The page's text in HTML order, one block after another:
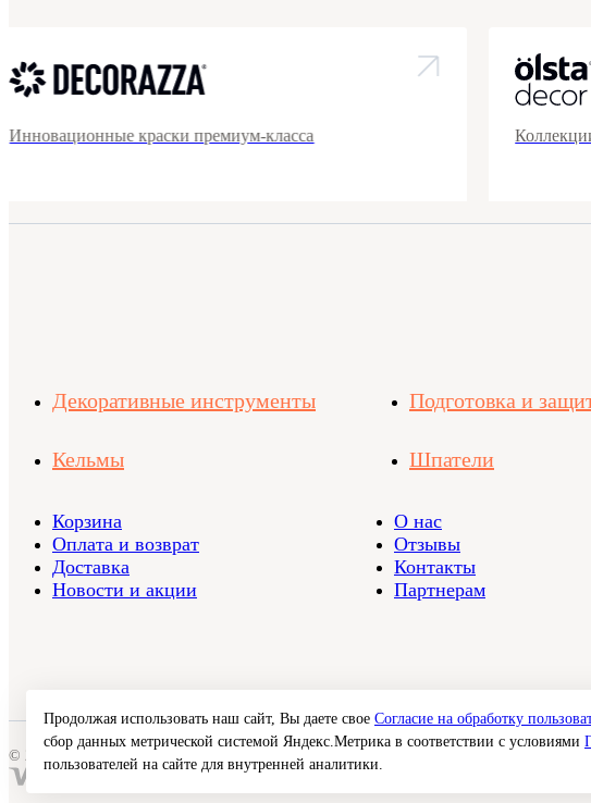
Инновационные краски премиум-класса
Декоративные инструменты Подготовка и
Кельмы Шпатели
Корзина
Оплата и возврат
Доставка
Новости и акции
О нас
Отзывы
Контакты
Партнерам
© 2026 Interra Deco Group
Продолжая использовать наш сайт, Вы даете свое Согласие на обработку
сбор данных метрической системой Яндекс.Метрика в соответствии с условиями
пользователей на сайте для внутренней аналитики.